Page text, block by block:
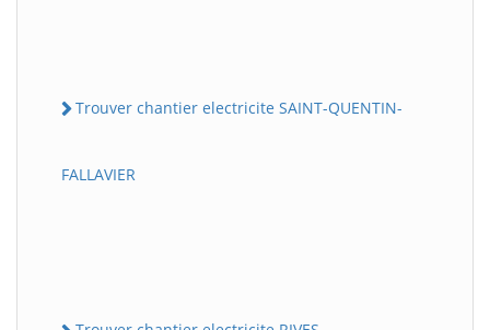
Trouver chantier electricite SAINT-QUENTIN-
FALLAVIER